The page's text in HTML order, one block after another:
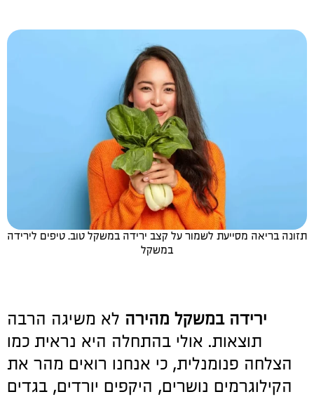
תזונה בריאה מסייעת לשמור על קצב ירידה במשקל טוב. טיפים לירידה
במשקל
ירידה במשקל מהירה לא משיגה הרבה
תוצאות. אולי בהתחלה היא נראית כמו
הצלחה פנומנלית, כי אנחנו רואים מהר את
הקילוגרמים נושרים, היקפים יורדים, בגדים